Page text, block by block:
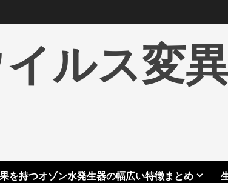
ルス変
を持つオゾン水発生器の幅広い特徴まとめ